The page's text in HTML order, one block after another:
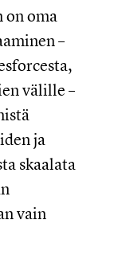
oma
–
välille –
ja
skaalata
vain